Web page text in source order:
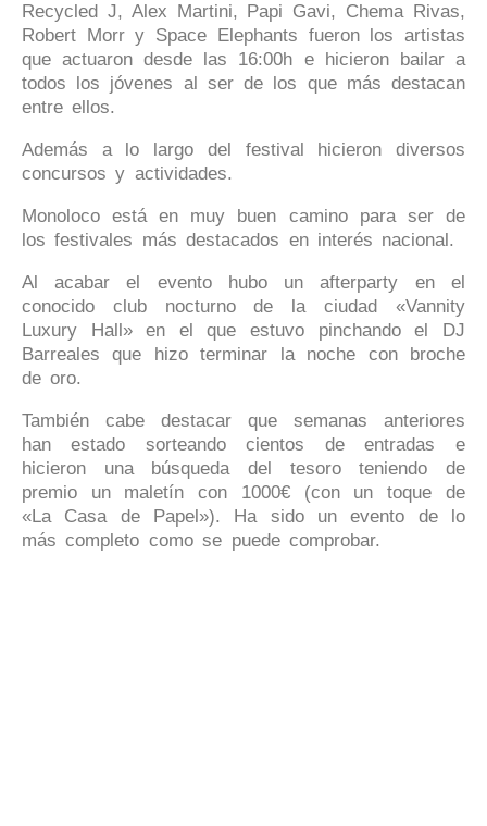
Recycled J, Alex Martini, Papi Gavi, Chema Rivas,
Robert Morr y Space Elephants fueron los artistas
que actuaron desde las 16:00h e hicieron bailar a
todos los jóvenes al ser de los que más destacan
entre ellos.
Además a lo largo del festival hicieron diversos
concursos y actividades.
Monoloco está en muy buen camino para ser de
los festivales más destacados en interés nacional.
Al acabar el evento hubo un afterparty en el
conocido club nocturno de la ciudad «Vannity
Luxury Hall» en el que estuvo pinchando el DJ
Barreales que hizo terminar la noche con broche
de oro.
También cabe destacar que semanas anteriores
han estado sorteando cientos de entradas e
hicieron una búsqueda del tesoro teniendo de
premio un maletín con 1000€ (con un toque de
«La Casa de Papel»). Ha sido un evento de lo
más completo como se puede comprobar.